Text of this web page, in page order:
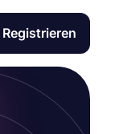
Registrieren